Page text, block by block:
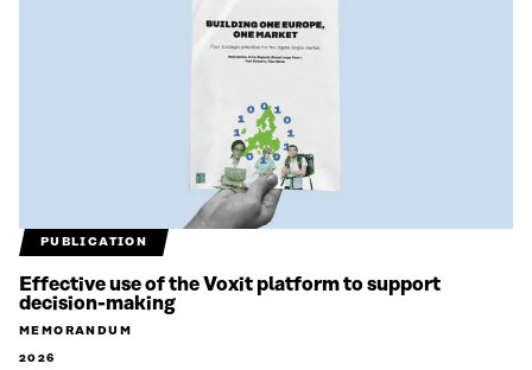
PUBLICATION
Effective use of the Voxit platform to support
decision-making
MEMORANDUM
2026